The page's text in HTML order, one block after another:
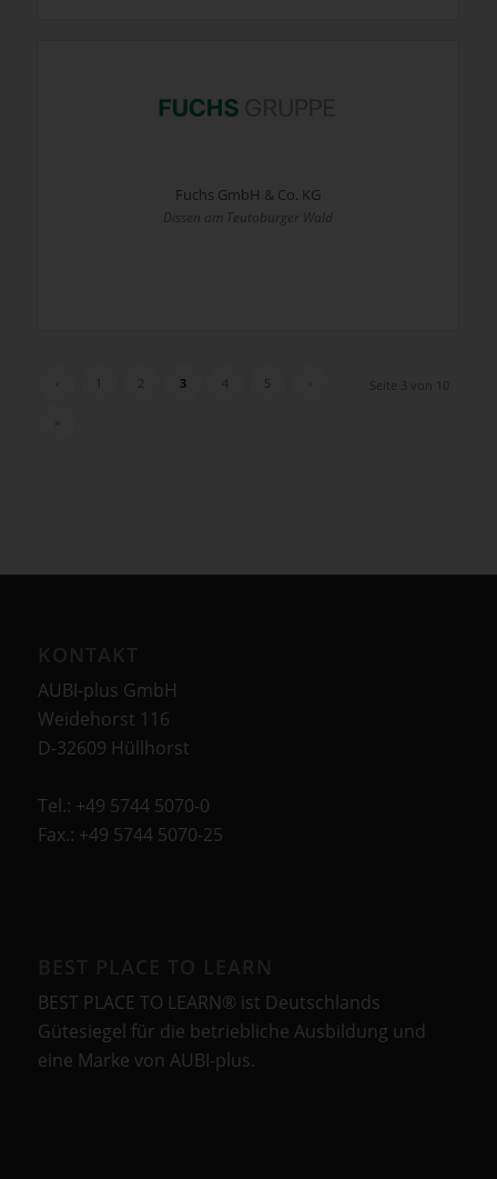
Fuchs GmbH & Co. KG
Dissen am Teutoburger Wald
Seite 3 von 10
3 4
AUBI-plus GmbH
Weidehorst 116
D-32609 Hüllhorst
Tel.: +49 5744 5070-0
Fax.: +49 5744 5070-25
BEST PLACE TO LEARN® ist Deutschlands
Gütesiegel für die betriebliche Ausbildung und
eine Marke von AUBI-plus.